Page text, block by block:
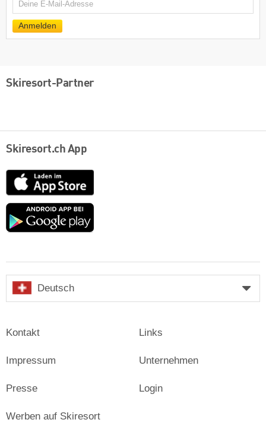
E-
Mail
Anmelden
Skiresort-Partner
Skiresort.ch App
App
Store
Google
Deutsch
Kontakt
Impressum
Presse
Links
Unternehmen
Login
Werben auf Skiresort